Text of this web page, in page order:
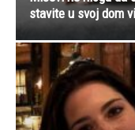
stavite u svoj dom